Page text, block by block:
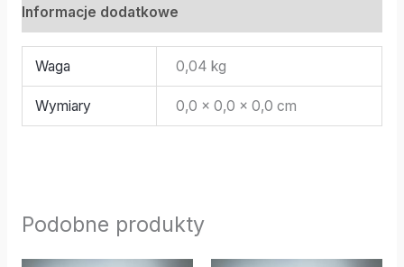
Informacje dodatkowe
Waga 0,04 kg
Wymiary 0,0 × 0,0 × 0,0 cm
Podobne produkty